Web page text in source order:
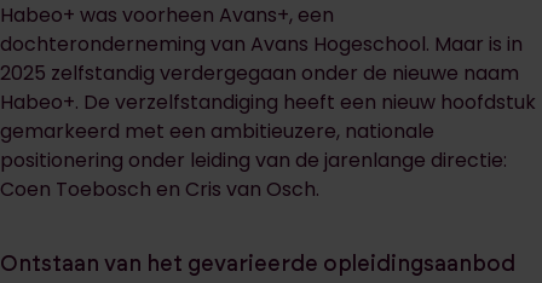
Habeo+ was voorheen Avans+, een
dochteronderneming van Avans Hogeschool. Maar is in
2025 zelfstandig verdergegaan onder de nieuwe naam
Habeo+. De verzelfstandiging heeft een nieuw hoofdstuk
gemarkeerd met een ambitieuzere, nationale
positionering onder leiding van de jarenlange directie:
Coen Toebosch en Cris van Osch.
Ontstaan van het gevarieerde opleidingsaanbod